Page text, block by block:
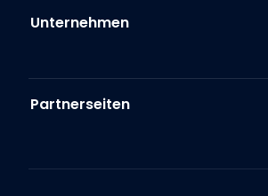
Unternehmen
Partnerseiten